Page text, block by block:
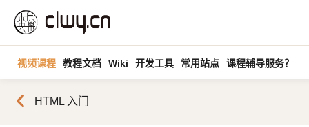
视频课程 教程文档 Wiki 开发工具 常用站点 课程辅导服务？
chevron_left HTML 入门